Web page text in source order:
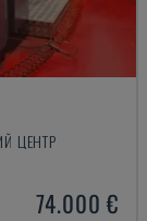
ЦЕНТР
74.000 €